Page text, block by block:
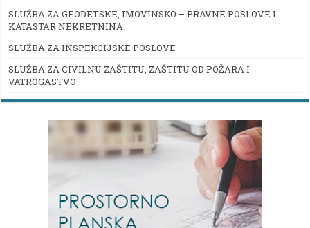
SLUŽBA ZA GEODETSKE, IMOVINSKO – PRAVNE POSLOVE I
KATASTAR NEKRETNINA
SLUŽBA ZA INSPEKCIJSKE POSLOVE
SLUŽBA ZA CIVILNU ZAŠTITU, ZAŠTITU OD POŽARA I
VATROGASTVO